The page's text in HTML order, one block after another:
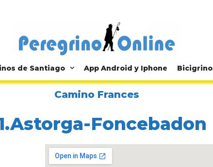
de Santiago App Android y Iphone Bicigrino
Camino Frances
Foncebadon